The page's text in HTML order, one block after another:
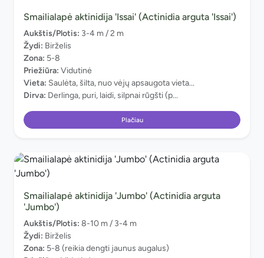
Smailialapė aktinidija 'Issai' (Actinidia arguta 'Issai')
Aukštis/Plotis: 3-4 m / 2 m
Žydi: Birželis
Zona: 5-8
Priežiūra: Vidutinė
Vieta: Saulėta, šilta, nuo vėjų apsaugota vieta...
Dirva: Derlinga, puri, laidi, silpnai rūgšti (p...
Plačiau
Smailialapė aktinidija 'Jumbo' (Actinidia arguta
'Jumbo')
Aukštis/Plotis: 8-10 m / 3-4 m
Žydi: Birželis
Zona: 5-8 (reikia dengti jaunus augalus)